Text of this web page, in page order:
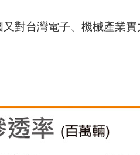
對台灣電子、機械產業